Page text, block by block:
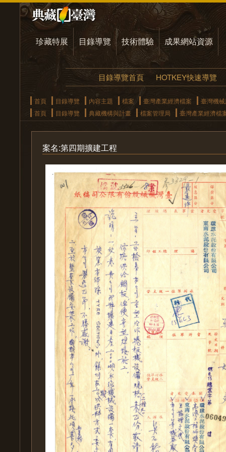
珍藏特展 目錄導覽 技術體驗 成果網站資源
目錄導覽首頁 HOTKEY快速導覽
首頁 目錄導覽 內容主題 檔案 臺灣產業經濟檔案
臺灣機
首頁
目錄導覽 典藏機構與計畫 檔案管理局 臺灣產業經濟檔
案名:第四期擴建工程